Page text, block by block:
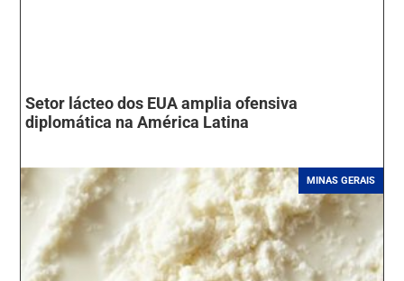
Setor lácteo dos EUA amplia ofensiva
diplomática na América Latina
MINAS GERAIS